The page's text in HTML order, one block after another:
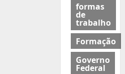
formas
de
trabalho
Formação
Governo
Federal